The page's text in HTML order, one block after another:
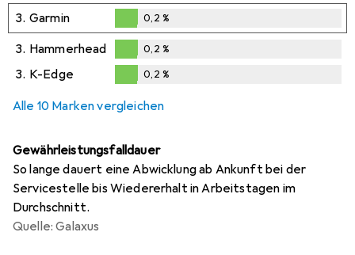
3. Garmin
0,2%
0,2 %
3. Hammerhead
0,2%
0,2 %
3. K-Edge 0,2 %
Alle 10 Marken vergleichen
Gewährleistungsfalldauer
So lange dauert eine Abwicklung ab Ankunft bei der
Servicestelle bis Wiedererhalt in Arbeitstagen im
Durchschnitt.
Quelle: Galaxus